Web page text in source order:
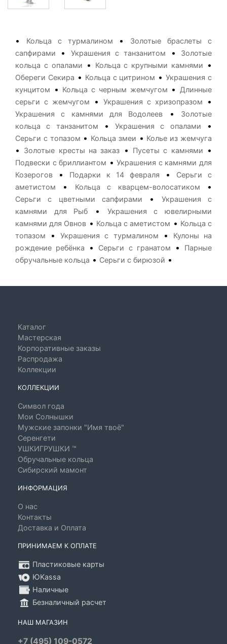
• Кольца с турмалином •
Золотые браслеты с
сапфирами
• Украшения с танзанитом •
Золотые
кольца с опалами
• Кольца с крупными камнями •
Обереги Секира • Кольца с цитрином •Украшения с
кунцитом
• Кольца с черным жемчугом •Длинные
серьги с жемчугом
• Украшения с хризопразом •
Украшения с камнями для Водолеев •
Золотые
кольца с танзанитом
•Украшения с опалами •
Серьги с топазом • Кольца змеи • Колье из жемчуга
• Золотые кресты на заказ • Пусеты с камнями •
Подвески с бриллиантом •Украшения с камнями для
Козерогов • Подарки к 14 февраля •
Серьги с
аметистом
• Кольца с кварцем-волосатиком •
Серьги с цветными сапфирами •
Украшения с
камнями для Рыб
•
Украшения с ювелирными
камнями для Овнов • Кольца с аметистом • Кольца с
топазом
•Украшения с турмалином •
Кулоны на
рождение ребёнка
• Серьги с гранатом •
Парные
обручальные кольца • Серьги с бирюзой •
Каталог
Мастерская
Корпоративные заказы
Распродажа
Коллекции
КОЛЛЕКЦИИ
Символ года
Мои Солнышки
Мужские запонки "Имя твоё"
Серенгети
УШКИГРУШКИ ™
Обручальные кольца
Сибирский мамонт
ИНФОРМАЦИЯ
О нас
Контакты
Доставка и Оплата
ПРИНИМАЕМ К ОПЛАТЕ
Пластиковые карты
ЮKassa
Наличные
Безналичный расчет
НАШ МАГАЗИН
+7 (495) 109-0572